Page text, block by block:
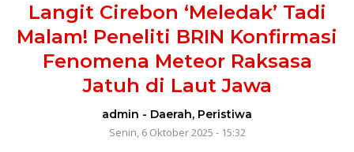
Langit Cirebon ‘Meledak’ Tadi
Malam! Peneliti BRIN Konfirmasi
Fenomena Meteor Raksasa
Jatuh di Laut Jawa
admin - Daerah, Peristiwa
Senin, 6 Oktober 2025 - 15:32